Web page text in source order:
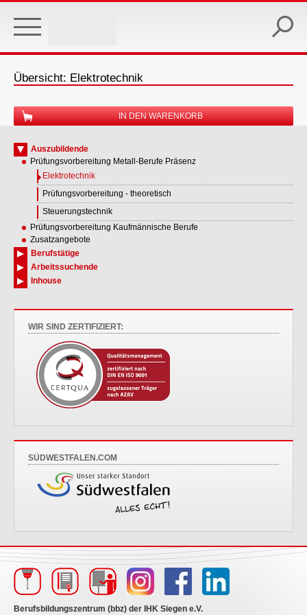
main
Übersicht: Elektrotechnik
IN DEN WARENKORB
Auszubildende
Prüfungsvorbereitung Metall-Berufe Präsenz
Elektrotechnik
Prüfungsvorbereitung - theoretisch
Steuerungstechnik
Prüfungsvorbereitung Kaufmännische Berufe
Zusatzangebote
Berufstätige
Arbeitssuchende
Inhouse
WIR SIND ZERTIFIZIERT:
SÜDWESTFALEN.COM
Berufsbildungszentrum (bbz) der IHK Siegen e.V.